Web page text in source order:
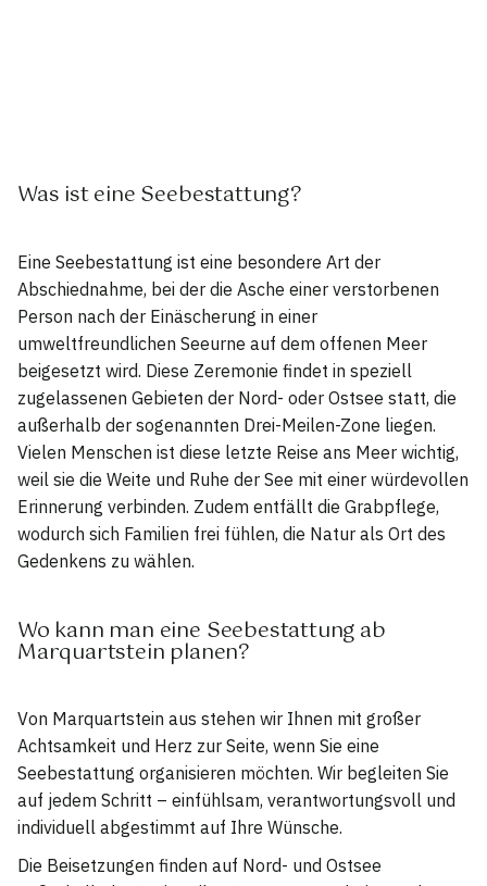
Was ist eine Seebestattung?
Eine Seebestattung ist eine besondere Art der
Abschiednahme, bei der die Asche einer verstorbenen
Person nach der Einäscherung in einer
umweltfreundlichen Seeurne auf dem offenen Meer
beigesetzt wird. Diese Zeremonie findet in speziell
zugelassenen Gebieten der Nord- oder Ostsee statt, die
außerhalb der sogenannten Drei-Meilen-Zone liegen.
Vielen Menschen ist diese letzte Reise ans Meer wichtig,
weil sie die Weite und Ruhe der See mit einer würdevollen
Erinnerung verbinden. Zudem entfällt die Grabpflege,
wodurch sich Familien frei fühlen, die Natur als Ort des
Gedenkens zu wählen.
Wo kann man eine Seebestattung ab
Marquartstein planen?
Von Marquartstein aus stehen wir Ihnen mit großer
Achtsamkeit und Herz zur Seite, wenn Sie eine
Seebestattung organisieren möchten. Wir begleiten Sie
auf jedem Schritt – einfühlsam, verantwortungsvoll und
individuell abgestimmt auf Ihre Wünsche.
Die Beisetzungen finden auf Nord- und Ostsee